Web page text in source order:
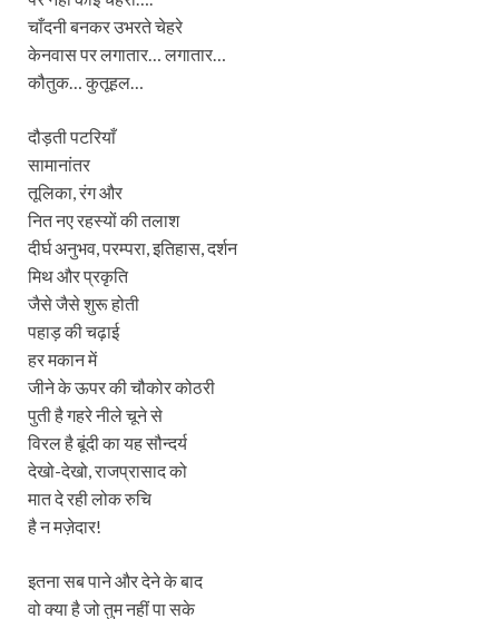
चाँदनी बनकर उभरते चेहरे
केनवास पर लगातार… लगातार…
कौतुक… कुतूहल…
दौड़ती पटरियाँ
सामानांतर
तूलिका, रंग और
नित नए रहस्यों की तलाश
दीर्घ अनुभव, परम्परा, इतिहास, दर्शन
मिथ और प्रकृति
जैसे जैसे शुरू होती
पहाड़ की चढ़ाई
हर मकान में
जीने के ऊपर की चौकोर कोठरी
पुती है गहरे नीले चूने से
विरल है बूंदी का यह सौन्दर्य
देखो-देखो, राजप्रासाद को
मात दे रही लोक रुचि
है न मज़ेदार!
इतना सब पाने और देने के बाद
वो क्या है जो तुम नहीं पा सके